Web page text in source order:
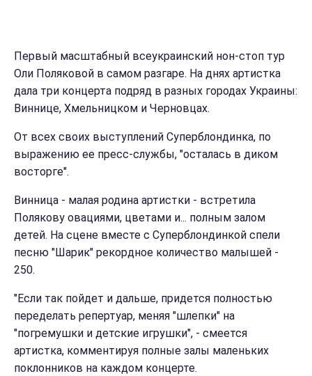
Первый масштабный всеукраинский нон-стоп тур
Оли Поляковой в самом разгаре. На днях артистка
дала три концерта подряд в разных городах Украины:
Виннице, Хмельницком и Черновцах.
От всех своих выступлений Суперблондинка, по
выражению ее пресс-службы, "осталась в диком
восторге".
Винница - малая родина артистки - встретила
Полякову овациями, цветами и... полным залом
детей. На сцене вместе с Суперблондинкой спели
песню "Шарик" рекордное количество малышей -
250.
"Если так пойдет и дальше, придется полностью
переделать репертуар, меняя "шлепки" на
"погремушки и детские игрушки", - смеется
артистка, комментируя полные залы маленьких
поклонников на каждом концерте.